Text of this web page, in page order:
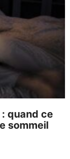
quand ce
sommeil